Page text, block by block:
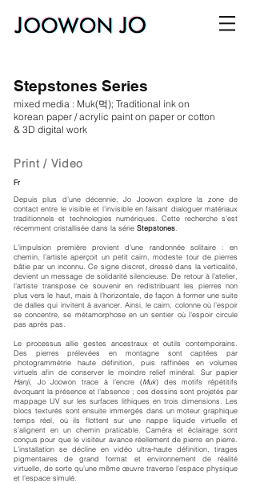
Stepstones Series
mixed media : Muk(먹); Traditional ink on
korean paper / acrylic paint on paper or cotton
& 3D digital work
Print / Video
Fr
Depuis plus d’une décennie, Jo Joowon explore la zone de
contact entre le visible et l’invisible en faisant dialoguer matériaux
traditionnels et technologies numériques. Cette recherche s’est
récemment cristallisée dans la série Stepstones
L’impulsion première provient d’une randonnée solitaire : en
chemin, l’artiste aperçoit un petit cairn, modeste tour de pierres
bâtie par un inconnu. Ce signe discret, dressé dans la verticalité,
devient un message de solidarité silencieuse. De retour à l’atelier,
l’artiste transpose ce souvenir en redistribuant les pierres non
plus vers le haut, mais à l’horizontale, de façon à former une suite
de dalles qui invitent à avancer. Ainsi, le cairn, colonne où l’espoir
se concentre, se métamorphose en un sentier où l’espoir circule
pas après pas.
Le processus allie gestes ancestraux et outils contemporains.
Des pierres prélevées en montagne sont captées par
photogrammétrie haute définition, puis raffinées en volumes
virtuels afin de conserver le moindre relief minéral. Sur papier
Hanji, Jo Joowon trace à l’encre (Muk) des motifs répétitifs
évoquant la présence et l’absence ; ces dessins sont projetés par
mappage UV sur les surfaces lithiques en trois dimensions. Les
blocs texturés sont ensuite immergés dans un moteur graphique
temps réel, où ils flottent sur une nappe liquide virtuelle et
s’alignent en un chemin praticable. Caméra et éclairage sont
conçus pour que le visiteur avance réellement de pierre en pierre.
L’installation se décline en vidéo ultra-haute définition, tirages
pigmentaires de grand format et environnement de réalité
virtuelle, de sorte qu’une même œuvre traverse l’espace physique
et l’espace simulé.